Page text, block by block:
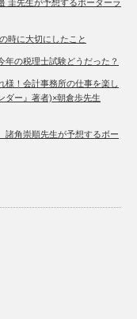
圭先生が予想するボーダーラ
時に大切にしたこと
年の税理士試験どうだった？
様！会計事務所の仕事を楽し
ダー』著者)×朝倉歩先生
諸角崇順先生が予想するボー